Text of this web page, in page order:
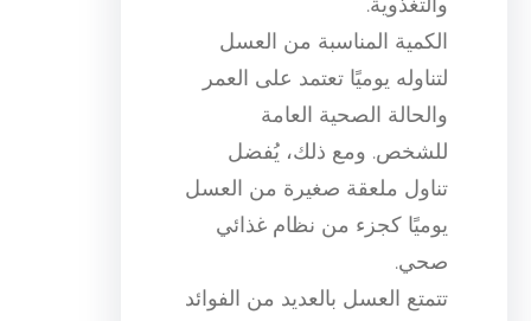
الكمية المناسبة من العسل
لتناوله يوميًا تعتمد على العمر
والحالة الصحية العامة
للشخص. ومع ذلك، يُفضل
تناول ملعقة صغيرة من العسل
يوميًا كجزء من نظام غذائي
صحي.
تتمتع العسل بالعديد من الفوائد